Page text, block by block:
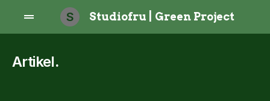
S Studiofru | Green Project
Artikel.